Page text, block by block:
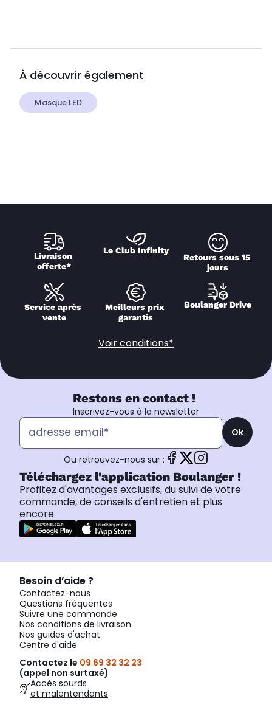
À découvrir également
Masque LED
Livraison
offerte*
Le Club Infinity
Retours sous 15
jours
Service après
vente
Meilleurs prix
garantis
Boulanger Drive
Voir conditions*
Restons en contact !
Inscrivez-vous à la newsletter
Ok
Ou retrouvez-nous sur :
Téléchargez l'application Boulanger !
Profitez d'avantages exclusifs, du suivi de votre
commande, de conseils d'entretien et plus
encore.
Besoin d’aide ?
Contactez-nous
Questions fréquentes
Suivre une commande
Nos conditions de livraison
Nos guides d'achat
Centre d'aide
Contactez le 09 69 32 32 23
(appel non surtaxé)
Accès sourds
et malentendants